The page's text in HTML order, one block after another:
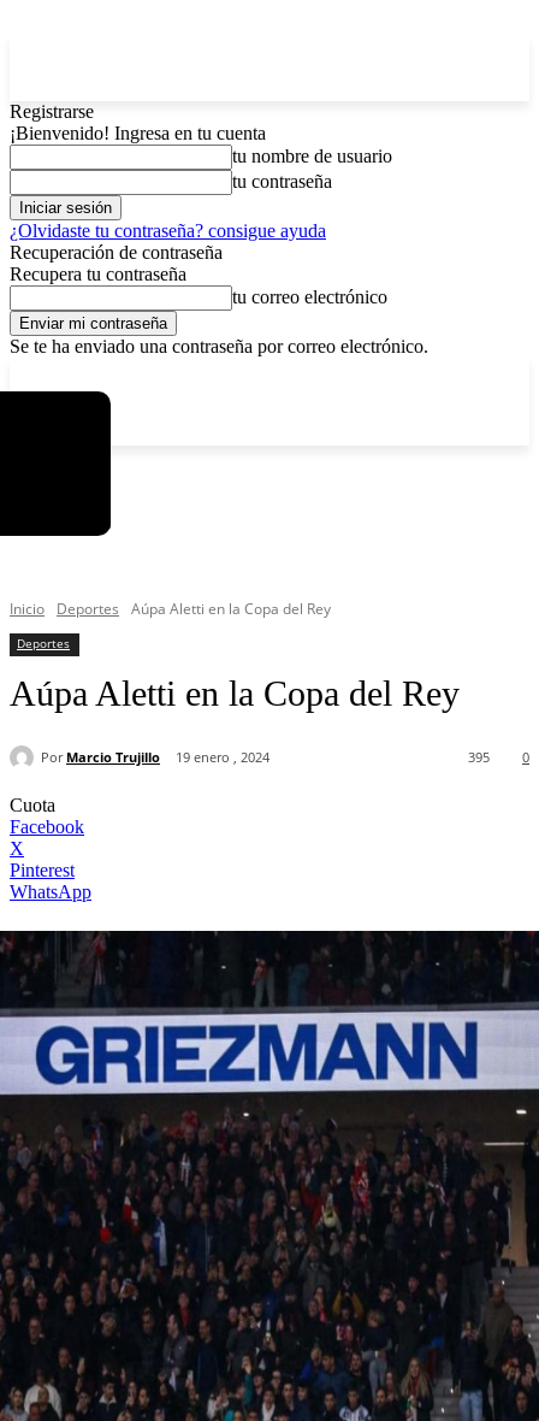
Registrarse
¡Bienvenido! Ingresa en tu cuenta
tu nombre de usuario
tu contraseña
¿Olvidaste tu contraseña? consigue ayuda
Recuperación de contraseña
Recupera tu contraseña
tu correo electrónico
Se te ha enviado una contraseña por correo electrónico.
Inicio Deportes Aúpa Aletti en la Copa del Rey
Deportes
Aúpa Aletti en la Copa del Rey
Por Marcio Trujillo 19 enero , 2024 0
395
Cuota
Facebook
X
Pinterest
WhatsApp